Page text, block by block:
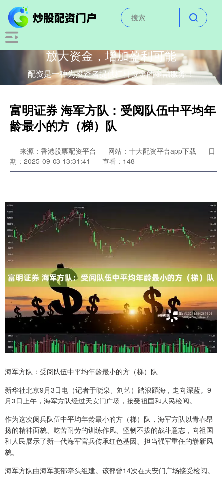
放大资金，增加盈利可能
配资是一种为投资者提供杠杆资金的金融服务！
富明证券 海军方队：受阅队伍中平均年
龄最小的方（梯）队
来源：香港股票配资平台 网站：十大配资平台app下载
日
期：2025-09-03 13:31:41
查看：148
海军方队：受阅队伍中平均年龄最小的方（梯）队
新华社北京9月3日电（记者于晓泉、刘艺）踏浪蹈海，走向深蓝。9
月3日上午，海军方队经过天安门广场，接受祖国和人民检阅。
作为这次阅兵队伍中平均年龄最小的方（梯）队，海军方队以青春昂
扬的精神面貌、吃苦耐劳的训练作风、坚韧不拔的战斗意志，向祖国
和人民展示了新一代海军官兵传承红色基因、担当强军重任的崭新风
貌。
海军方队由海军某部牵头组建。该部曾14次在天安门广场接受检阅。